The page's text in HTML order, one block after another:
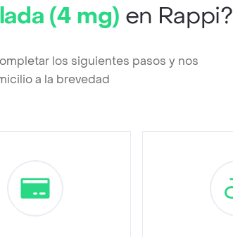
(4 mg) en Rappi?
los siguientes pasos y nos
a la brevedad